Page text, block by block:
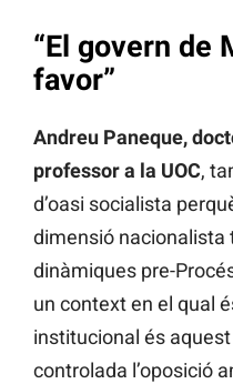
“El govern de
favor”
Andreu Paneque,
professor a la UOC,
d’oasi socialista
dimensió nacionalista
dinàmiques pre-
un context en el qual
institucional és
controlada l’oposició